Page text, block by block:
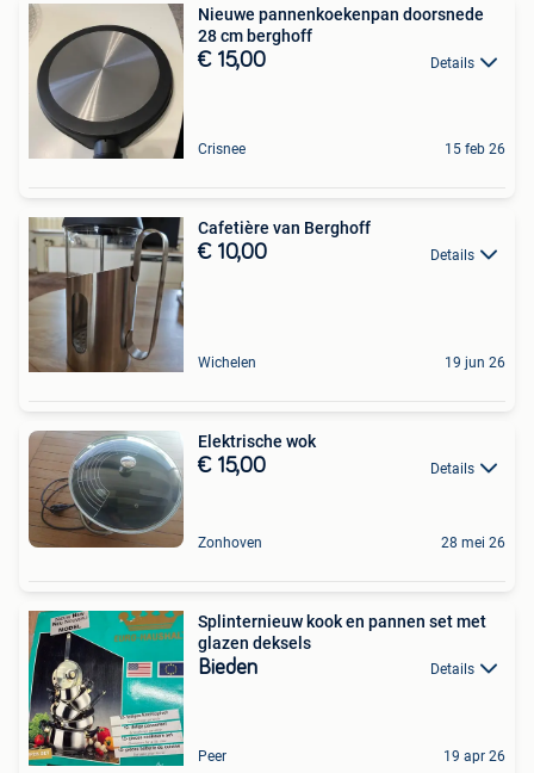
Nieuwe pannenkoekenpan doorsnede
28 cm berghoff
€ 15,00 Details
Crisnee 15 feb 26
Cafetière van Berghoff
€ 10,00 Details
Wichelen 19 jun 26
Elektrische wok
€ 15,00 Details
Zonhoven 28 mei 26
Splinternieuw kook en pannen set met
glazen deksels
Bieden Details
Peer 19 apr 26